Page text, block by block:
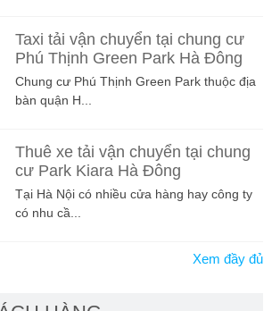
Taxi tải vận chuyển tại chung cư
Phú Thịnh Green Park Hà Đông
Chung cư Phú Thịnh Green Park thuộc địa
bàn quận H...
Thuê xe tải vận chuyển tại chung
cư Park Kiara Hà Đông
Tại Hà Nội có nhiều cửa hàng hay công ty
có nhu cầ...
Xem đầy đủ